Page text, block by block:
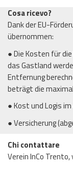
Cosa ricevo?
Dank der EU-
übernommen:
● Die Kosten für
das Gastland
Entfernung
beträgt die
● Kost und Logis
● Versicherung
Chi contattare
Verein InCo